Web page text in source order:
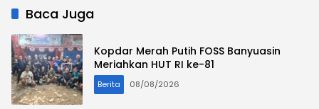
Baca Juga
Kopdar Merah Putih FOSS Banyuasin
Meriahkan HUT RI ke-81
Berita 08/08/2026